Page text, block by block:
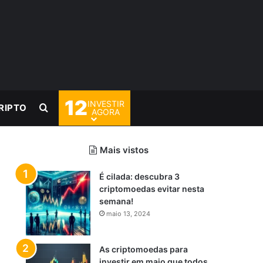
Procurar por
12INVESTIR
AGORA
Mais vistos
É cilada: descubra 3
criptomoedas evitar nesta
semana!
maio 13, 2024
As criptomoedas para